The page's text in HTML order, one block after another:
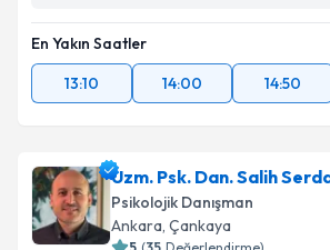
En Yakın Saatler
13:10
14:00 14:50
Uzm. Psk. Dan. Salih
Psikolojik Danışman
Ankara, Çankaya